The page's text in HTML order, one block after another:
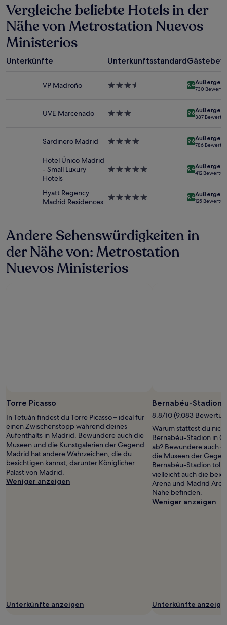
den
letzten
24 Stunden
für
einen
mit
2 Erwachsenen
zusätzliche
Bedingungen
Vergleiche beliebte Hotels in der
Nähe von Metrostation Nuevos
Ministerios
Unterkünfte Unterkunftsstandard
VP Madroño
3.5-
9.4
730
UVE Marcenado
3.0-
9.6
387
Sardinero Madrid
4.0-
9.6
786
Hotel Único Madrid
- Small Luxury
Hotels
5.0-
9.4
412
Hyatt Regency
Madrid Residences 5.0-
9.4
125
Andere Sehenswürdigkeiten in
der Nähe von: Metrostation
Nuevos Ministerios
Foto
von
Ángel
Montes
Torre Picasso
In Tetuán findest du Torre Picasso – ideal für
einen Zwischenstopp während deines
Aufenthalts in Madrid. Bewundere auch die
Museen und die Kunstgalerien der Gegend.
Madrid hat andere Wahrzeichen, die du
besichtigen kannst, darunter Königlicher
Palast von Madrid.
Weniger anzeigen
Unterkünfte anzeigen
Bernabéu-Stadion
8.8/10 (9.083
Warum stattest du
Bernabéu-Stadion in
ab? Bewundere auch
die Museen der
Bernabéu-Stadion toll
vielleicht auch die
Arena und Madrid
Nähe befinden.
Weniger anzeigen
Unterkünfte